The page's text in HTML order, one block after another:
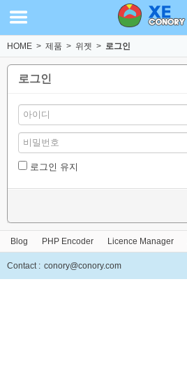
HOME > 제품 > 위젯 > 로그인
로그인
로그인 유지
Blog PHP Encoder Licence Manager
Contact : conory@conory.com